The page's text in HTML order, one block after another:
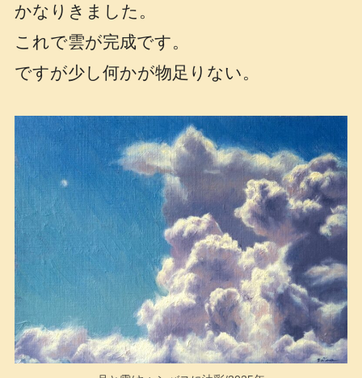
かなりきました。
これで雲が完成です。
ですが少し何かが物足りない。